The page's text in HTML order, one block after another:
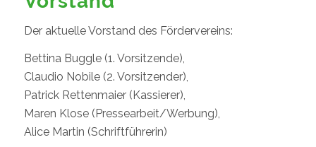
Der aktuelle Vorstand des Fördervereins:
Bettina Buggle (1. Vorsitzende),
Claudio Nobile (2. Vorsitzender),
Patrick Rettenmaier (Kassierer),
Maren Klose (Pressearbeit/Werbung),
Alice Martin (Schriftführerin)